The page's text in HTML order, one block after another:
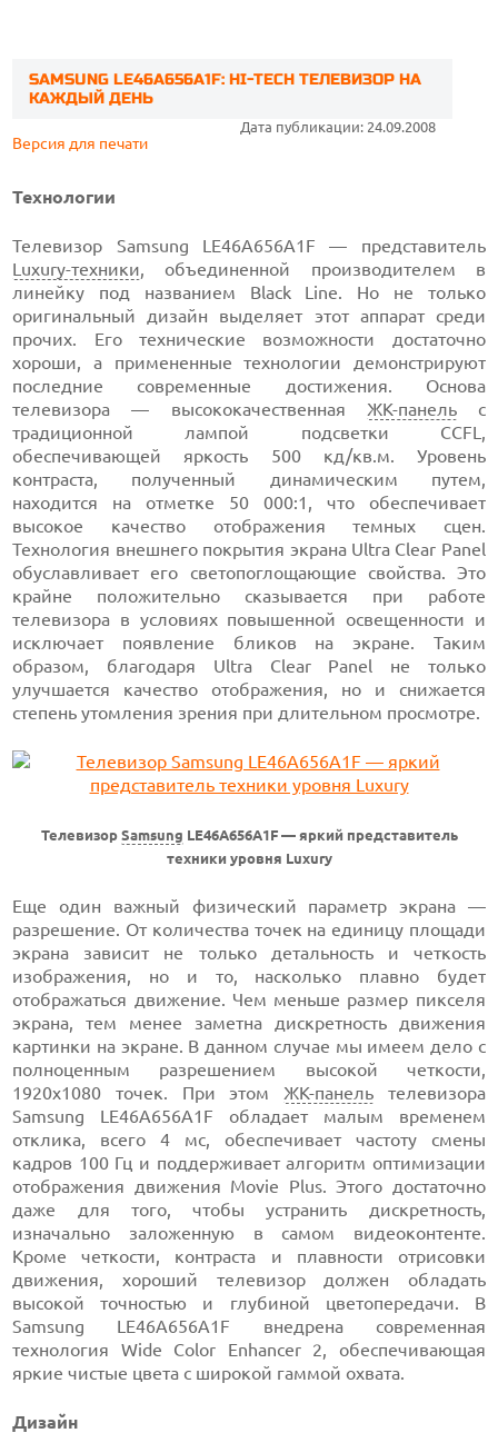
SAMSUNG LE46A656A1F: HI-TECH ТЕЛЕВИЗОР НА
КАЖДЫЙ ДЕНЬ
Дата публикации: 24.09.2008
Версия для печати
Технологии
Телевизор Samsung LE46A656A1F — представитель
Luxury-техники, объединенной производителем в
линейку под названием Black Line. Но не только
оригинальный дизайн выделяет этот аппарат среди
прочих. Его технические возможности достаточно
хороши, а примененные технологии демонстрируют
последние современные достижения. Основа
телевизора — высококачественная ЖК-панельс
традиционной лампой подсветки CCFL,
обеспечивающей яркость 500 кд/кв.м. Уровень
контраста, полученный динамическим путем,
находится на отметке 50 000:1, что обеспечивает
высокое качество отображения темных сцен.
Технология внешнего покрытия экрана Ultra Clear Panel
обуславливает его светопоглощающие свойства. Это
крайне положительно сказывается при работе
телевизора в условиях повышенной освещенности и
исключает появление бликов на экране. Таким
образом, благодаря Ultra Clear Panel не только
улучшается качество отображения, но и снижается
степень утомления зрения при длительном просмотре.
Телевизор Samsung LE46A656A1F — яркий представитель
техники уровня Luxury
Еще один важный физический параметр экрана —
разрешение. От количества точек на единицу площади
экрана зависит не только детальность и четкость
изображения, но и то, насколько плавно будет
отображаться движение. Чем меньше размер пикселя
экрана, тем менее заметна дискретность движения
картинки на экране. В данном случае мы имеем дело с
полноценным разрешением высокой четкости,
1920х1080 точек. При этом ЖК-панель телевизора
Samsung LE46A656A1F обладает малым временем
отклика, всего 4 мс, обеспечивает частоту смены
кадров 100 Гц и поддерживает алгоритм оптимизации
отображения движения Movie Plus. Этого достаточно
даже для того, чтобы устранить дискретность,
изначально заложенную в самом видеоконтенте.
Кроме четкости, контраста и плавности отрисовки
движения, хороший телевизор должен обладать
высокой точностью и глубиной цветопередачи. В
Samsung LE46A656A1F внедрена современная
технология Wide Color Enhancer 2, обеспечивающая
яркие чистые цвета с широкой гаммой охвата.
Дизайн